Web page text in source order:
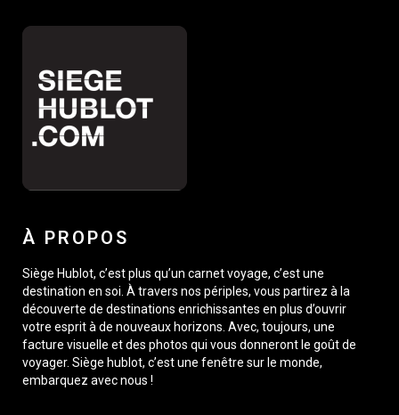
À PROPOS
Siège Hublot, c’est plus qu’un carnet voyage, c’est une
destination en soi. À travers nos périples, vous partirez à la
découverte de destinations enrichissantes en plus d’ouvrir
votre esprit à de nouveaux horizons. Avec, toujours, une
facture visuelle et des photos qui vous donneront le goût de
voyager. Siège hublot, c’est une fenêtre sur le monde,
embarquez avec nous !